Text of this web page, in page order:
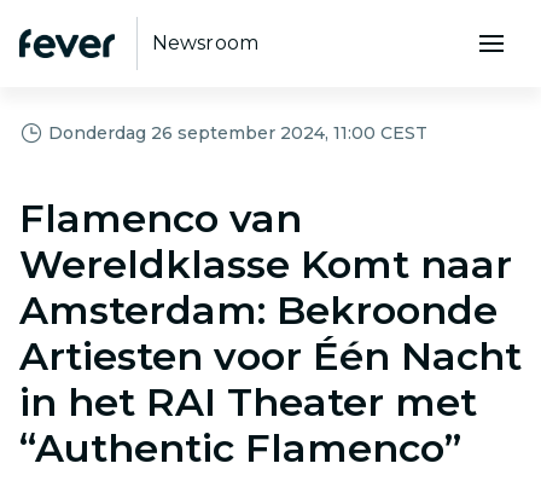
Newsroom
Donderdag 26 september 2024, 11:00 CEST
Flamenco van
Wereldklasse Komt naar
Amsterdam: Bekroonde
Artiesten voor Één Nacht
in het RAI Theater met
“Authentic Flamenco”